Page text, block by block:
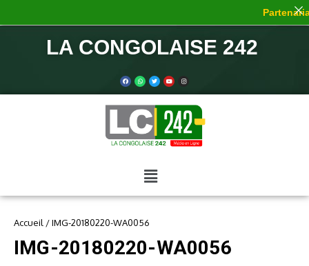
LA CONGOLAISE 242
Accueil /IMG-20180220-WA0056
IMG-20180220-WA0056